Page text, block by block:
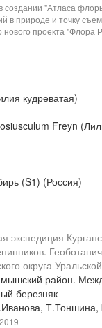
создании "Атласа
в природе и точку
проекта "Флора
кудреватая)
Freyn
(S1) (Россия)
экспедиция
округа
район.
березняк
Т.Тоншина,